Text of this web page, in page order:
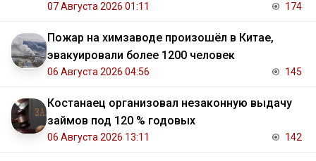
07 Августа 2026 01:11 174
Пожар на химзаводе произошёл в Китае,
эвакуировали более 1200 человек
06 Августа 2026 04:56 145
Костанаец организовал незаконную выдачу
займов под 120 % годовых
06 Августа 2026 13:11 142